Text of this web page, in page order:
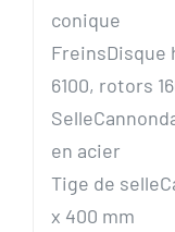
conique
FreinsDisque
6100, rotors
Selle
en acier
Tige de selle
x 400 mm